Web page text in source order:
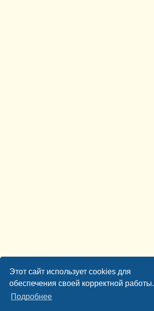
Этот сайт использует cookies для
обеспечения своей корректной работы.
Подробнее